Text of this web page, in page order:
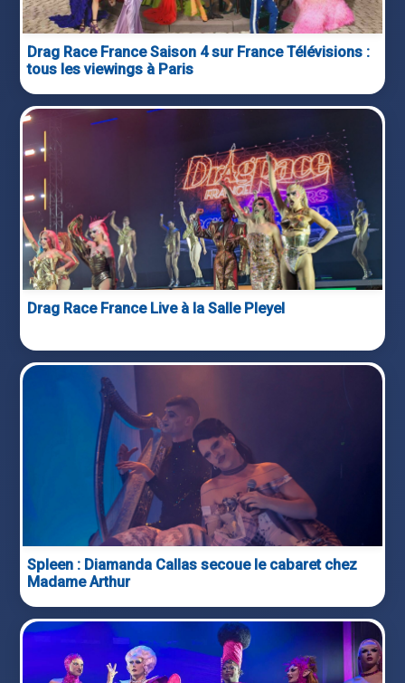
Drag Race France Saison 4 sur France Télévisions :
tous les viewings à Paris
Drag Race France Live à la Salle Pleyel
Spleen : Diamanda Callas secoue le cabaret chez
Madame Arthur